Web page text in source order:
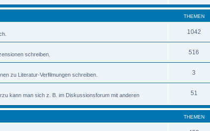
THEMEN
1042
schreiben. 516
zu Literatur-Verfilmungen schreiben. 3
kann man sich z. B. im Diskussionsforum mit anderen
51
THEMEN